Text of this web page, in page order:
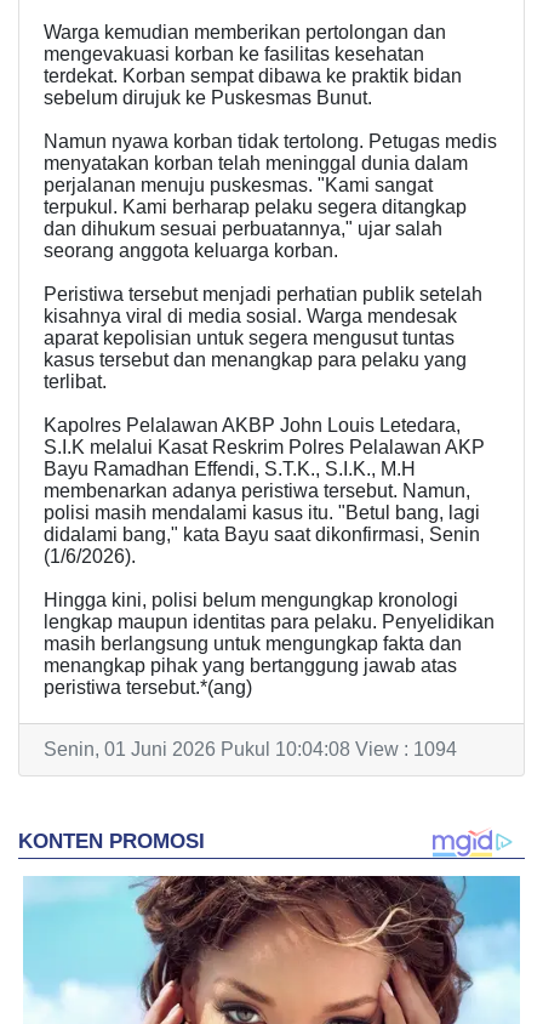
Warga kemudian memberikan pertolongan dan
mengevakuasi korban ke fasilitas kesehatan
terdekat. Korban sempat dibawa ke praktik bidan
sebelum dirujuk ke Puskesmas Bunut.
Namun nyawa korban tidak tertolong. Petugas medis
menyatakan korban telah meninggal dunia dalam
perjalanan menuju puskesmas. "Kami sangat
terpukul. Kami berharap pelaku segera ditangkap
dan dihukum sesuai perbuatannya," ujar salah
seorang anggota keluarga korban.
Peristiwa tersebut menjadi perhatian publik setelah
kisahnya viral di media sosial. Warga mendesak
aparat kepolisian untuk segera mengusut tuntas
kasus tersebut dan menangkap para pelaku yang
terlibat.
Kapolres Pelalawan AKBP John Louis Letedara,
S.I.K melalui Kasat Reskrim Polres Pelalawan AKP
Bayu Ramadhan Effendi, S.T.K., S.I.K., M.H
membenarkan adanya peristiwa tersebut. Namun,
polisi masih mendalami kasus itu. "Betul bang, lagi
didalami bang," kata Bayu saat dikonfirmasi, Senin
(1/6/2026).
Hingga kini, polisi belum mengungkap kronologi
lengkap maupun identitas para pelaku. Penyelidikan
masih berlangsung untuk mengungkap fakta dan
menangkap pihak yang bertanggung jawab atas
peristiwa tersebut.*(ang)
Senin, 01 Juni 2026 Pukul 10:04:08 View : 1094